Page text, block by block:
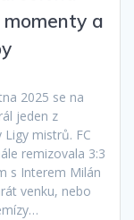
a
2025 se na
jeden z
mistrů. FC
remizovala 3:3
s Interem Milán
venku, nebo